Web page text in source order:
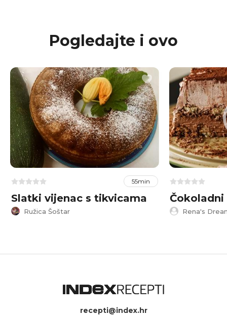
Pogledajte i ovo
55min
Slatki vijenac s tikvicama
Ružica Šoštar Rena's
recepti@index.hr